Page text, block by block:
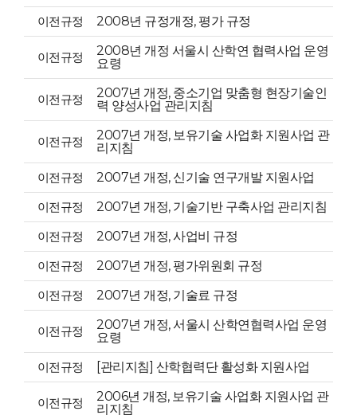
이전규정
2008년 규정개정, 평가 규정
이전규정
2008년 개정 서울시 산학연 협력사업 운영
요령
이전규정
2007년 개정, 중소기업 맞춤형 현장기술인
력 양성사업 관리지침
이전규정
2007년 개정, 보유기술 사업화 지원사업 관
리지침
이전규정
2007년 개정, 신기술 연구개발 지원사업
이전규정
2007년 개정, 기술기반 구축사업 관리지침
이전규정
2007년 개정, 사업비 규정
이전규정
2007년 개정, 평가위원회 규정
이전규정
2007년 개정, 기술료 규정
이전규정
2007년 개정, 서울시 산학연협력사업 운영
요령
이전규정
[관리지침] 산학협력단 활성화 지원사업
이전규정
2006년 개정, 보유기술 사업화 지원사업 관
리지침